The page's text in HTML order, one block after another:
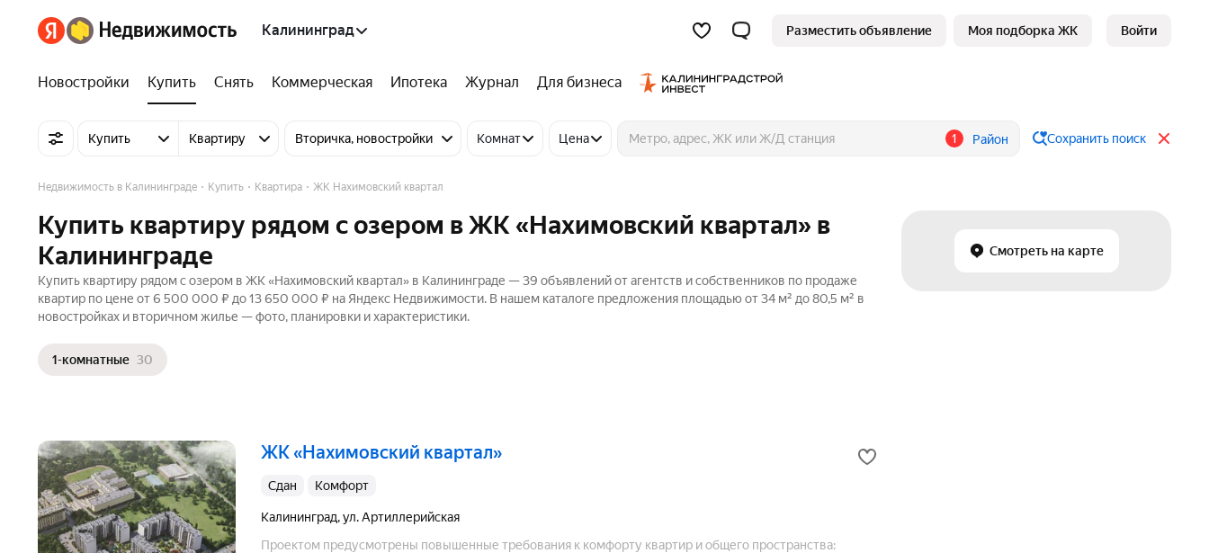
Калининград Разместить объявление Моя подборка ЖК Войти
Новостройки Купить Снять Коммерческая Ипотека Журнал Для бизнеса
Купить Квартиру Вторичка, новостройки Комнат Цена 1 Район Сохранить поиск
Смотреть на карте
Недвижимость в Калининграде Купить Квартира ЖК Нахимовский квартал
Купить квартиру рядом с озером в ЖК «Нахимовский квартал» в
Калининграде
Купить квартиру рядом с озером в ЖК «Нахимовский квартал» в Калининграде — 39 объявлений от агентств и собственников по продаже
квартир по цене от 6 500 000 ₽ до 13 650 000 ₽ на Яндекс Недвижимости. В нашем каталоге предложения площадью от 34 м² до 80,5 м² в
новостройках и вторичном жилье — фото, планировки и характеристики.
1-комнатные 30
ЖК «Нахимовский квартал»
Сдан комфорт
Калининград,ул. Артиллерийская
Проектом предусмотрены повышенные требования к комфорту квартир и общего пространства: